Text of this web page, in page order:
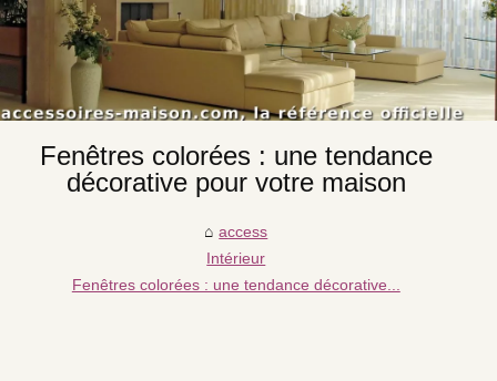
Fenêtres colorées : une tendance
décorative pour votre maison
access
Intérieur
Fenêtres colorées : une tendance décorative...